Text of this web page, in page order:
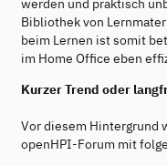
werden und praktisch
Bibliothek von
beim Lernen ist somit
im Home Office eben
Kurzer Trend oder
Vor diesem Hintergrund
openHPI-Forum mit